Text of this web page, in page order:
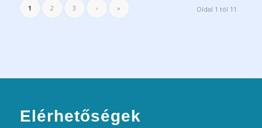
Oldal 1 tól 11
1 2 3 › »
Elérhetőségek